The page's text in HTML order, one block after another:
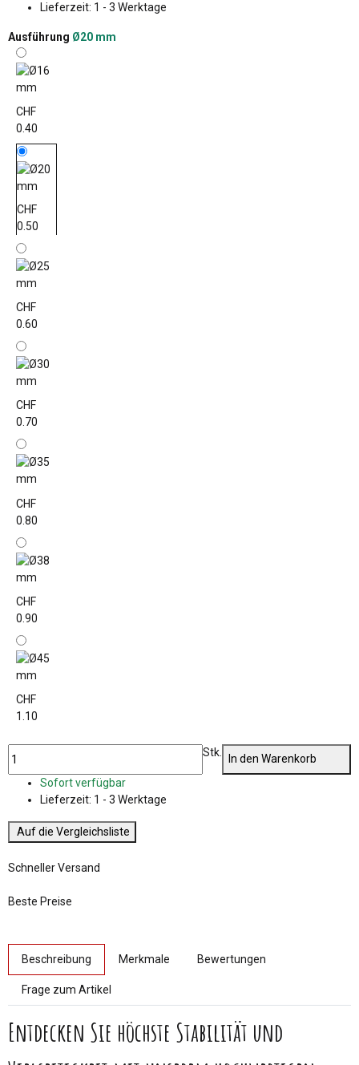
Lieferzeit: 1 - 3 Werktage
Ausführung Ø20 mm
CHF
0.40
CHF
0.50
CHF
0.60
CHF
0.70
CHF
0.80
CHF
0.90
CHF
1.10
Stk.
In den Warenkorb
Sofort verfügbar
Lieferzeit: 1 - 3 Werktage
Auf die Vergleichsliste
Schneller Versand
Beste Preise
weitere Registerkarten anzeigen
Beschreibung Merkmale Bewertungen
Frage zum Artikel
Entdecken Sie höchste Stabilität und